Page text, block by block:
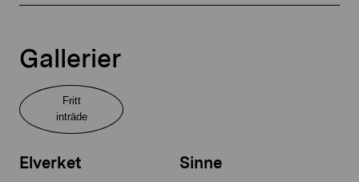
Gallerier
Fritt
inträde
Elverket Sinne